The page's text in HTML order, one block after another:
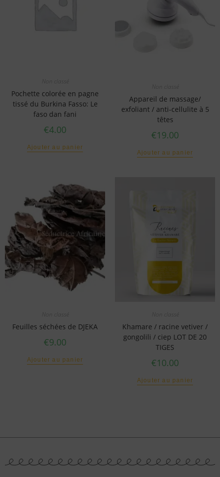
Non classé
Pochette colorée en pagne
tissé du Burkina Fasso: Le
faso dan fani
€4.00
Ajouter au panier
Non classé
Appareil de massage/
exfoliant / anti-cellulite à 5
têtes
€19.00
Ajouter au panier
Non classé
Feuilles séchées de DJEKA
€9.00
Ajouter au panier
Non classé
Khamare / racine vetiver /
gongolili / ciep LOT DE 20
TIGES
€10.00
Ajouter au panier